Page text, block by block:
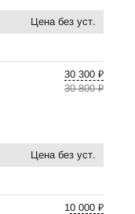
Цена без уст.
30 300 ₽
30 800 ₽
Цена без уст.
10 000 ₽